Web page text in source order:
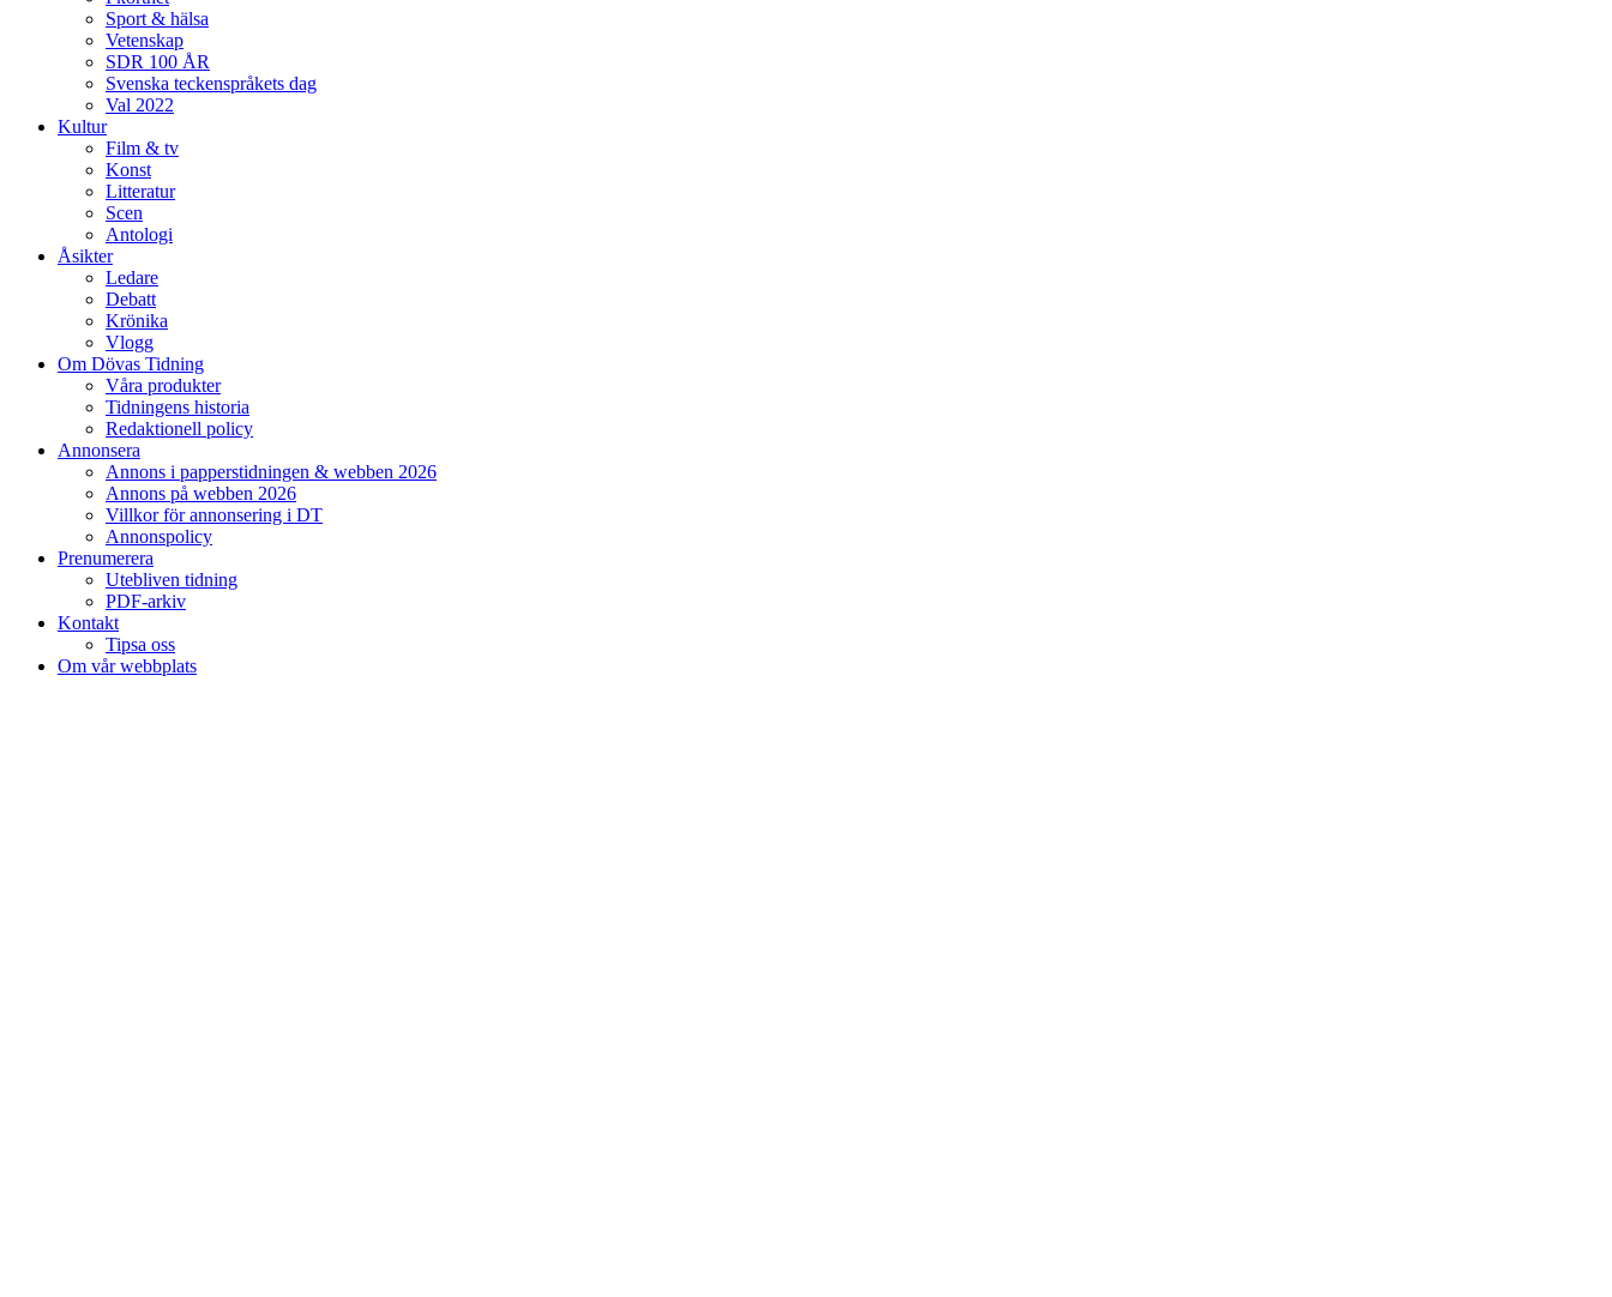
Sport & hälsa
Vetenskap
SDR 100 ÅR
Svenska teckenspråkets dag
Val 2022
Kultur
Film & tv
Konst
Litteratur
Scen
Antologi
Åsikter
Ledare
Debatt
Krönika
Vlogg
Om Dövas Tidning
Våra produkter
Tidningens historia
Redaktionell policy
Annonsera
Annons i papperstidningen & webben 2026
Annons på webben 2026
Villkor för annonsering i DT
Annonspolicy
Prenumerera
Utebliven tidning
PDF-arkiv
Kontakt
Tipsa oss
Om vår webbplats